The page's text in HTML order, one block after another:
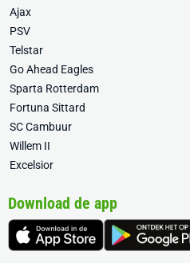
Ajax
PSV
Telstar
Go Ahead Eagles
Sparta Rotterdam
Fortuna Sittard
SC Cambuur
Willem II
Excelsior
Download de app